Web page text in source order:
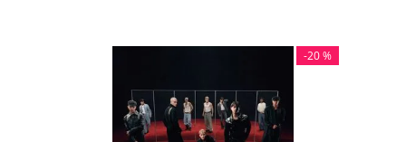
-20 %